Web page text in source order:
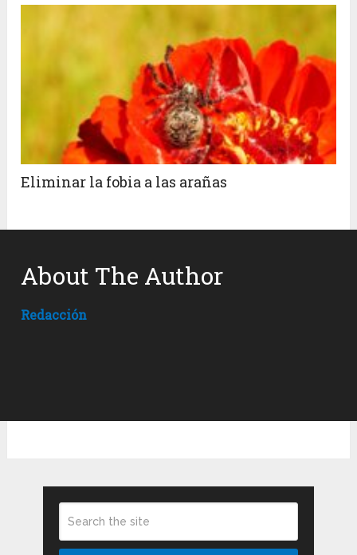
Eliminar la fobia a las arañas
About The Author
Redacción